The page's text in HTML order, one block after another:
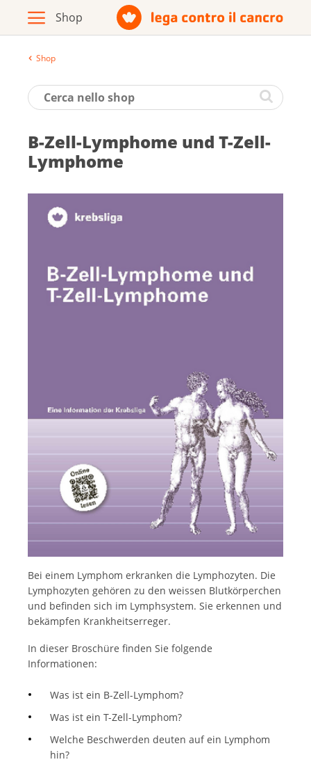
Opuscoli / materiale informativo
Prodotti
Vai al sito della Lega contro il cancro
Italiano
Deutsch
Shop
B-Zell-Lym­pho­me und T-Zell-
Lym­pho­me
Bei einem Lymphom erkranken die Lymphozyten. Die
Lymphozyten gehören zu den weissen Blutkörperchen
und befinden sich im Lymphsystem. Sie erkennen und
bekämpfen Krankheitserreger.
In dieser Broschüre finden Sie folgende
Informationen:
Was ist ein B-Zell-Lymphom?
Was ist ein T-Zell-Lymphom?
Welche Beschwerden deuten auf ein Lymphom
hin?